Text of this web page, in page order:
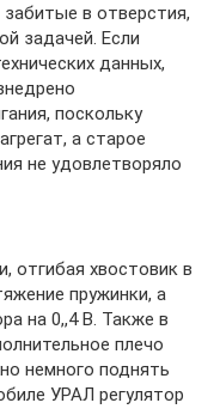
забитые в отверстия,
задачей. Если
данных,
поскольку
а старое
не удовлетворяло
отгибая хвостовик в
пружинки, а
на 0,,4 В. Также в
плечо
немного поднять
УРАЛ регулятор